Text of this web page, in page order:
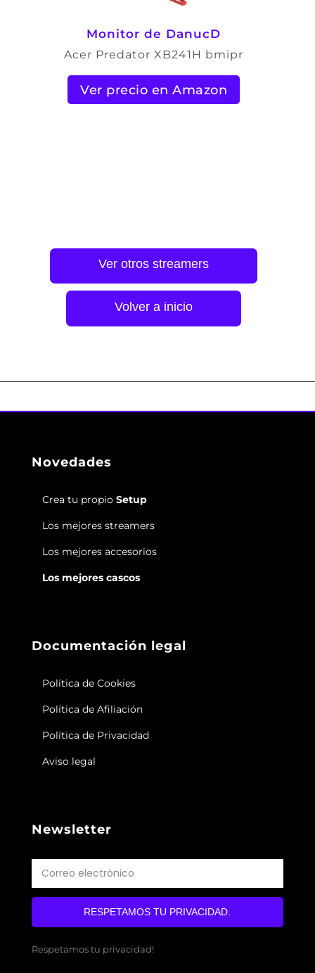
Monitor de DanucD
Acer Predator XB241H bmipr
Ver precio en Amazon
Ver otros streamers
Volver a inicio
Novedades
Crea tu propio Setup
Los mejores streamers
Los mejores accesorios
Los mejores cascos
Documentación legal
Política de Cookies
Política de Afiliación
Política de Privacidad
Aviso legal
Newsletter
RESPETAMOS TU PRIVACIDAD.
Respetamos tu privacidad!